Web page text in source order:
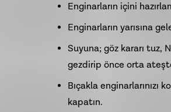
Enginarların içini
Enginarların yarısına
Suyuna; göz kararı tuz,
gezdirip önce orta
Bıçakla
kapatın.